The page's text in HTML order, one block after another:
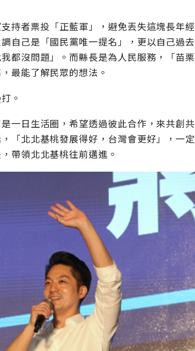
持者票投「正藍軍」，避免丟失這塊長年經
自己是「國民黨唯一提名」，更以自己過去
都沒問題」。而縣長是為人民服務，「苗栗
最能了解民眾的想法。
。
一日生活圈，希望透過彼此合作，來共創共
「北北基桃發展得好，台灣會更好」，一定
帶領北北基桃往前邁進。